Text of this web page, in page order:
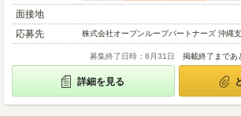
面接地
応募先
株式会社オープンループパートナーズ 沖縄
募集終了日時：8月31日 掲載終了まであ
詳細を見る